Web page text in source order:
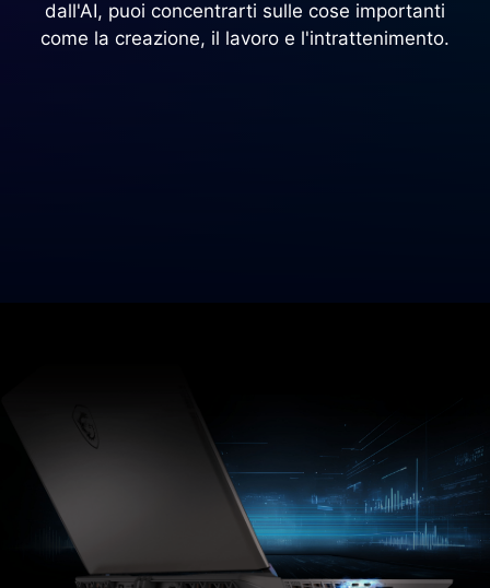
dall'AI, puoi concentrarti sulle cose importanti
come la creazione, il lavoro e l'intrattenimento.